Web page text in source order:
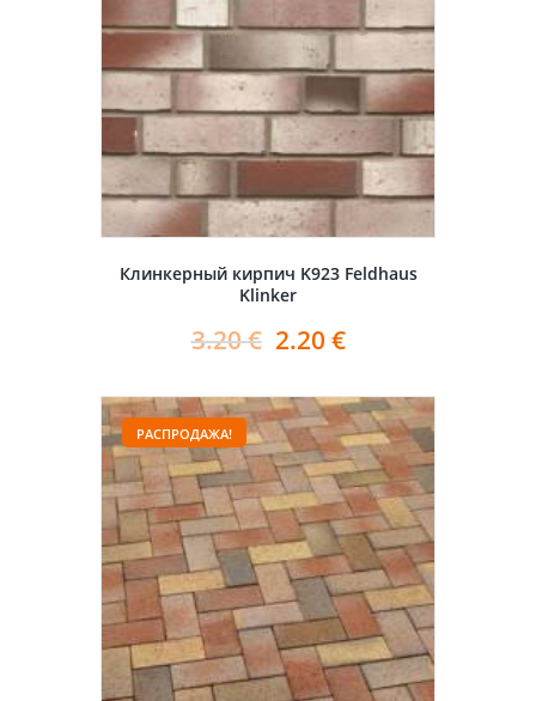
Клинкерный кирпич K923 Feldhaus
Klinker
3.20€ 2.20 €
РАСПРОДАЖА!